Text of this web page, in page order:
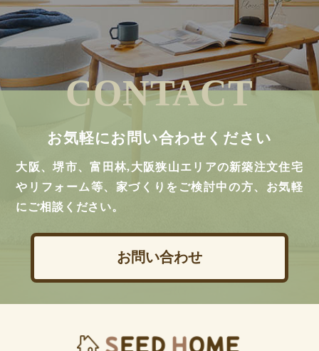
CONTACT
お気軽にお問い合わせください
大阪、堺市、富田林,大阪狭山エリアの新築注文住宅
やリフォーム等、家づくりをご検討中の方、お気軽
にご相談ください。
お問い合わせ